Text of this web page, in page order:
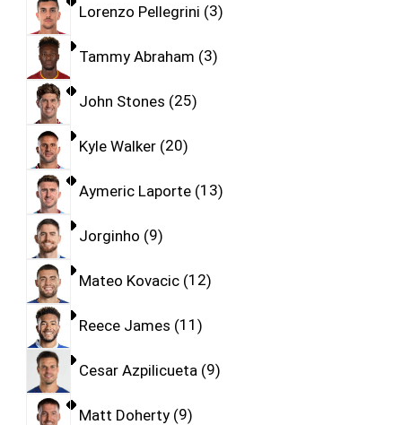
Lorenzo Pellegrini 3
Tammy Abraham 3
John Stones 25
Kyle Walker 20
Aymeric Laporte 13
Jorginho 9
Mateo Kovacic 12
Reece James 11
Cesar Azpilicueta 9
Matt Doherty 9